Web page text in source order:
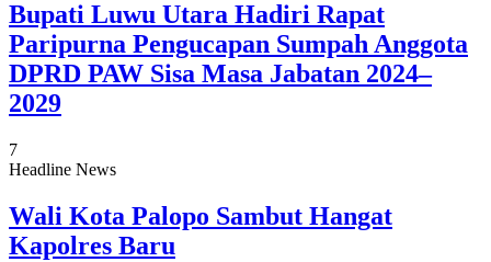
Bupati Luwu Utara Hadiri Rapat
Paripurna Pengucapan Sumpah Anggota
DPRD PAW Sisa Masa Jabatan 2024–
2029
7
Headline News
Wali Kota Palopo Sambut Hangat
Kapolres Baru